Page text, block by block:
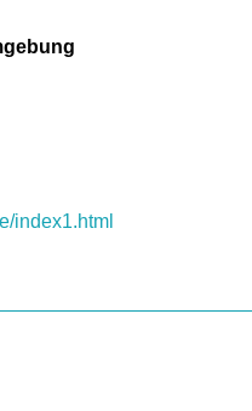
index1.html